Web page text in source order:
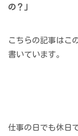
の？」
こちらの記事はこ
書いています。
仕事の日でも休日